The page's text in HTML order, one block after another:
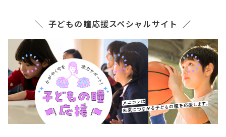
子どもの瞳応援スペシャルサイト